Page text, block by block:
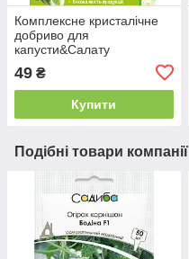
Комплексне кристалічне
добриво для
капусти&Салату
49 ₴
Купити
Подібні товари компанії